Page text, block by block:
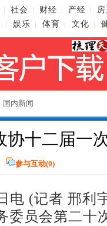
社会 财经 产经
娱乐 体育 文化
国内新闻
协十二届一
参与互动(0)
电 (记者 邢利
委员会第二十